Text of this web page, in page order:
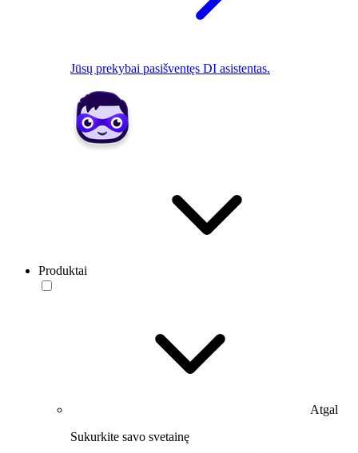
Jūsų prekybai pasišventęs DI asistentas.
Produktai
Atgal
Sukurkite savo svetainę